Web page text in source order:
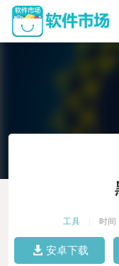
工具 时间
安卓下载